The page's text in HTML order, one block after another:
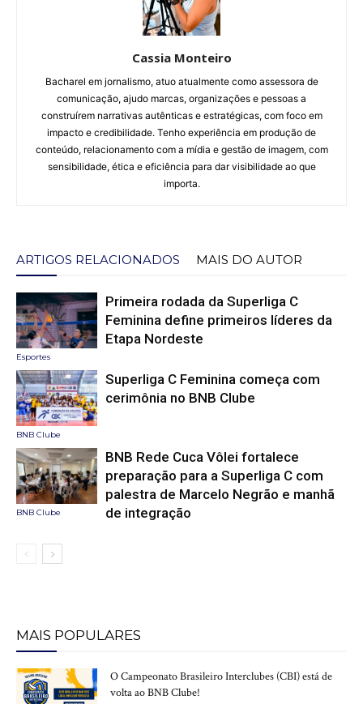
Cassia Monteiro
Bacharel em jornalismo, atuo atualmente como assessora de
comunicação, ajudo marcas, organizações e pessoas a
construírem narrativas autênticas e estratégicas, com foco em
impacto e credibilidade. Tenho experiência em produção de
conteúdo, relacionamento com a mídia e gestão de imagem, com
sensibilidade, ética e eficiência para dar visibilidade ao que
importa.
ARTIGOS RELACIONADOS MAIS DO AUTOR
Esportes
Primeira rodada da Superliga C
Feminina define primeiros líderes da
Etapa Nordeste
BNB Clube
Superliga C Feminina começa com
cerimônia no BNB Clube
BNB Clube
BNB Rede Cuca Vôlei fortalece
preparação para a Superliga C com
palestra de Marcelo Negrão e manhã
de integração
MAIS POPULARES
O Campeonato Brasileiro Interclubes (CBI) está de
volta ao BNB Clube!